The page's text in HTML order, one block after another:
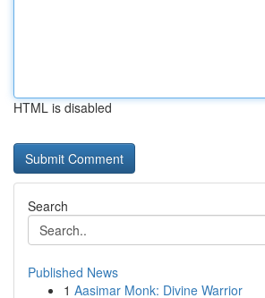
HTML is disabled
Search
Published News
1 Aasimar Monk: Divine Warrior